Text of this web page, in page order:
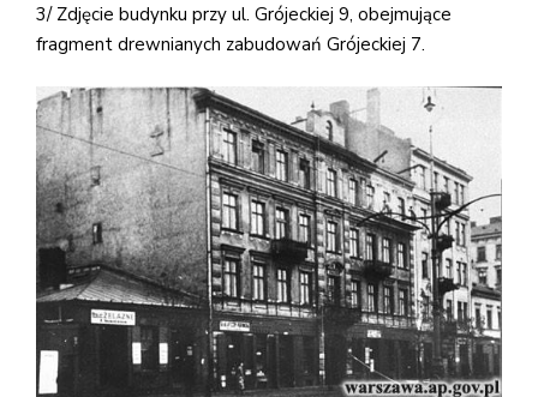
3/ Zdjęcie budynku przy ul. Grójeckiej 9, obejmujące
fragment drewnianych zabudowań Grójeckiej 7.